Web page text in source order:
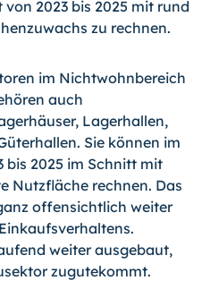
2023 bis 2025 mit rund
zu rechnen.
im Nichtwohnbereich
auch
Lagerhallen,
Sie können im
bis 2025 im Schnitt mit
Nutzfläche rechnen. Das
offensichtlich weiter
weiter ausgebaut,
zugutekommt.